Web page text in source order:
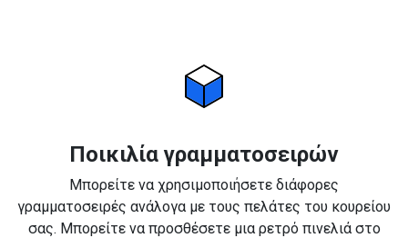
Ποικιλία γραμματοσειρών
Μπορείτε να χρησιμοποιήσετε διάφορες
γραμματοσειρές ανάλογα με τους πελάτες του κουρείου
σας. Μπορείτε να προσθέσετε μια ρετρό πινελιά στο